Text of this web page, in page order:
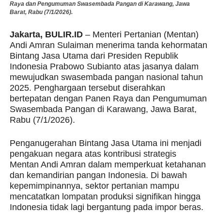
Raya dan Pengumuman Swasembada Pangan di Karawang, Jawa
Barat, Rabu (7/1/2026).
Jakarta, BULIR.ID – Menteri Pertanian (Mentan)
Andi Amran Sulaiman menerima tanda kehormatan
Bintang Jasa Utama dari Presiden Republik
Indonesia Prabowo Subianto atas jasanya dalam
mewujudkan swasembada pangan nasional tahun
2025. Penghargaan tersebut diserahkan
bertepatan dengan Panen Raya dan Pengumuman
Swasembada Pangan di Karawang, Jawa Barat,
Rabu (7/1/2026).
Penganugerahan Bintang Jasa Utama ini menjadi
pengakuan negara atas kontribusi strategis
Mentan Andi Amran dalam memperkuat ketahanan
dan kemandirian pangan Indonesia. Di bawah
kepemimpinannya, sektor pertanian mampu
mencatatkan lompatan produksi signifikan hingga
Indonesia tidak lagi bergantung pada impor beras.